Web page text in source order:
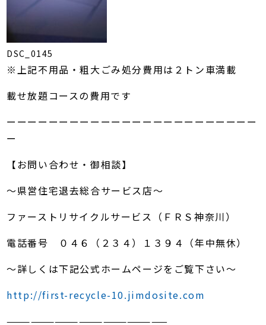
DSC_0145
※上記不用品・粗大ごみ処分費用は２トン車満載
載せ放題コースの費用です
ーーーーーーーーーーーーーーーーーーーーーーーー
ー
【お問い合わせ・御相談】
～県営住宅退去総合サービス店～
ファーストリサイクルサービス（ＦＲＳ神奈川）
電話番号 ０４６（２３４）１３９４（年中無休）
～詳しくは下記公式ホームページをご覧下さい～
http://first-recycle-10.jimdosite.com
————————————————————